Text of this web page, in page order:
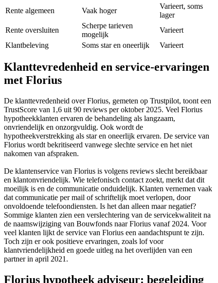
Rente algemeen Vaak hoger
Varieert, soms
lager
Rente oversluiten
Scherpe tarieven
mogelijk
Varieert
Klantbeleving
Soms star en oneerlijk Varieert
Klanttevredenheid en service-ervaringen
met Florius
De klanttevredenheid over Florius, gemeten op Trustpilot, toont een
TrustScore van 1,6 uit 90 reviews per oktober 2025. Veel Florius
hypotheekklanten ervaren de behandeling als langzaam,
onvriendelijk en onzorgvuldig. Ook wordt de
hypotheekverstrekking als star en oneerlijk ervaren. De service van
Florius wordt bekritiseerd vanwege slechte service en het niet
nakomen van afspraken.
De klantenservice van Florius is volgens reviews slecht bereikbaar
en klantonvriendelijk. Wie telefonisch contact zoekt, merkt dat dit
moeilijk is en de communicatie onduidelijk. Klanten vernemen vaak
dat communicatie per mail of schriftelijk moet verlopen, door
onvoldoende telefoondiensten. Is het dan alleen maar negatief?
Sommige klanten zien een verslechtering van de servicekwaliteit na
de naamswijziging van Bouwfonds naar Florius vanaf 2024. Voor
veel klanten lijkt de service van Florius een aandachtspunt te zijn.
Toch zijn er ook positieve ervaringen, zoals lof voor
klantvriendelijkheid en goede uitleg na het overlijden van een
partner in april 2021.
Florius hypotheek adviseur: begeleiding